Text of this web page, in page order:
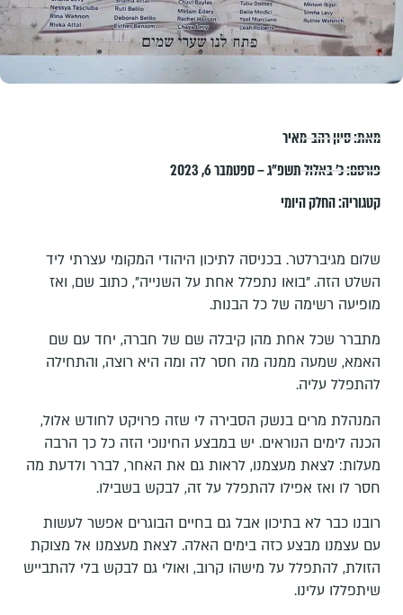
מאת:סיון רהב-מאיר
פורסם:כ׳ באלול תשפ״ג – ספטמבר 6, 2023
קטגוריה:החלק היומי
שלום מגיברלטר. בכניסה לתיכון היהודי המקומי עצרתי ליד
השלט הזה. "בואו נתפלל אחת על השנייה", כתוב שם, ואז
מופיעה רשימה של כל הבנות.
מתברר שכל אחת מהן קיבלה שם של חברה, יחד עם שם
האמא, שמעה ממנה מה חסר לה ומה היא רוצה, והתחילה
להתפלל עליה.
המנהלת מרים בנשק הסבירה לי שזה פרויקט לחודש אלול,
הכנה לימים הנוראים. יש במבצע החינוכי הזה כל כך הרבה
מעלות: לצאת מעצמנו, לראות גם את האחר, לברר ולדעת מה
חסר לו ואז אפילו להתפלל על זה, לבקש בשבילו.
רובנו כבר לא בתיכון אבל גם בחיים הבוגרים אפשר לעשות
עם עצמנו מבצע כזה בימים האלה. לצאת מעצמנו אל מצוקת
הזולת, להתפלל על מישהו קרוב, ואולי גם לבקש בלי להתבייש
שיתפללו עלינו.